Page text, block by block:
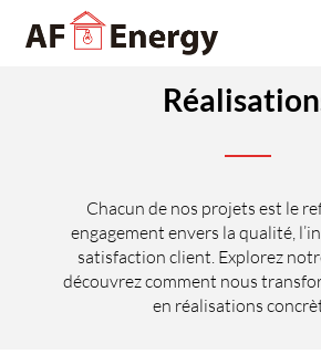
Chacun de nos projets est le
engagement envers la qualité,
satisfaction client. Explorez
découvrez comment nous
en réalisations